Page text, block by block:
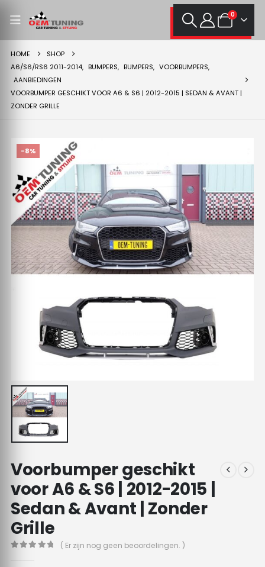
0
HOME
SHOP
A6/S6/RS6 2011-2014, BUMPERS, BUMPERS, VOORBUMPERS,
AANBIEDINGEN
VOORBUMPER GESCHIKT VOOR A6 & S6 | 2012-2015 | SEDAN & AVANT |
ZONDER GRILLE
-8%
Voorbumper geschikt
voor A6 & S6 | 2012-2015 |
Sedan & Avant | Zonder
Grille
( Er zijn nog geen beoordelingen. )